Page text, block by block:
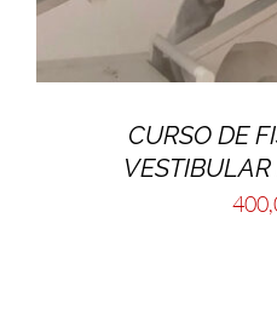
CURSO DE